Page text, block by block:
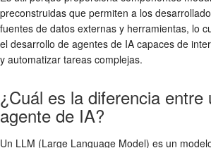
preconstruidas que permiten a los
fuentes de datos externas y herramientas, lo
el desarrollo de agentes de IA capaces de
y automatizar tareas complejas.
¿Cuál es la diferencia entre
agente de IA?
Un LLM (Large Language Model) es un